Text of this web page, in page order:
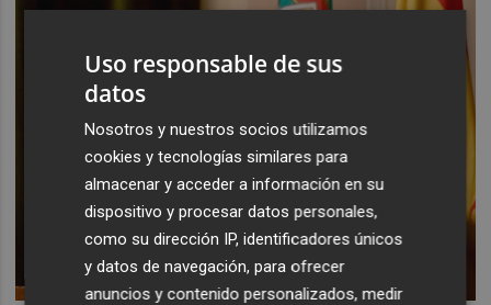
Uso responsable de sus
datos
Nosotros y nuestros socios utilizamos
cookies y tecnologías similares para
almacenar y acceder a información en su
dispositivo y procesar datos personales,
como su dirección IP, identificadores únicos
y datos de navegación, para ofrecer
anuncios y contenido personalizados, medir